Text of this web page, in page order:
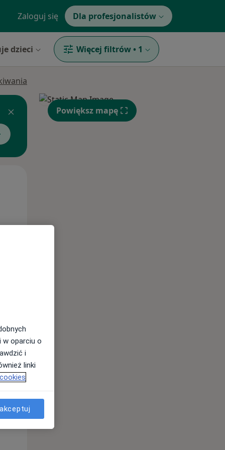
Zaloguj się Dla profesjonalistów
dzieci Więcej filtrów • 1
Pon,
10 Sie
Powiększ mapę
w oparciu o
i
linki